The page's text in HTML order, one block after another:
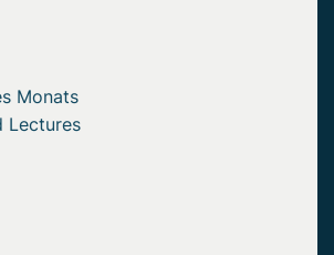
Monats
Lectures